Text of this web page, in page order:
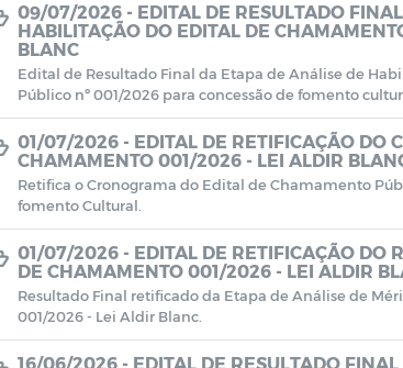
09/07/2026 - EDITAL DE RESULTADO
HABILITAÇÃO DO EDITAL DE
BLANC
Edital de Resultado Final da Etapa de Análise de
Público nº 001/2026 para concessão de fomento
01/07/2026 - EDITAL DE RETIFICAÇÃO DO
CHAMAMENTO 001/2026 - LEI ALDIR
Retifica o Cronograma do Edital de Chamamento
fomento Cultural.
01/07/2026 - EDITAL DE RETIFICAÇÃO DO
DE CHAMAMENTO 001/2026 - LEI ALDIR
Resultado Final retificado da Etapa de Análise de
001/2026 - Lei Aldir Blanc.
16/06/2026 - EDITAL DE RESULTADO